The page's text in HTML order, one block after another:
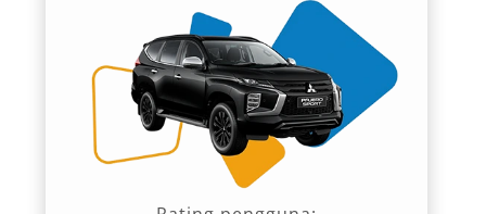
menikmati kabin lega dengan kursi ergonomis,
pendingin ganda, hingga fitur hiburan modern.
Hal ini menjadikan perjalanan jauh maupun
dekat terasa lebih rileks, termasuk untuk
perjalanan bisnis yang menuntut keseriusan
dan ketenangan.